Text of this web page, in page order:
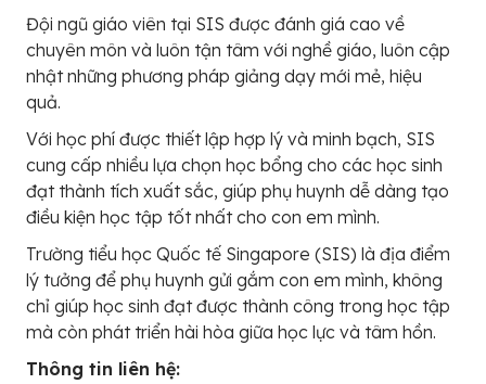
Đội ngũ giáo viên tại SIS được đánh giá cao về
chuyên môn và luôn tận tâm với nghề giáo, luôn cập
nhật những phương pháp giảng dạy mới mẻ, hiệu
quả.
Với học phí được thiết lập hợp lý và minh bạch, SIS
cung cấp nhiều lựa chọn học bổng cho các học sinh
đạt thành tích xuất sắc, giúp phụ huynh dễ dàng tạo
điều kiện học tập tốt nhất cho con em mình.
Trường tiểu học Quốc tế Singapore (SIS) là địa điểm
lý tưởng để phụ huynh gửi gắm con em mình, không
chỉ giúp học sinh đạt được thành công trong học tập
mà còn phát triển hài hòa giữa học lực và tâm hồn.
Thông tin liên hệ: